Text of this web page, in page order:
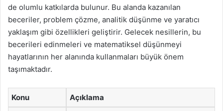
de olumlu katkılarda bulunur. Bu alanda kazanılan
beceriler, problem çözme, analitik düşünme ve yaratıcı
yaklaşım gibi özellikleri geliştirir. Gelecek nesillerin, bu
becerileri edinmeleri ve matematiksel düşünmeyi
hayatlarının her alanında kullanmaları büyük önem
taşımaktadır.
Konu Açıklama